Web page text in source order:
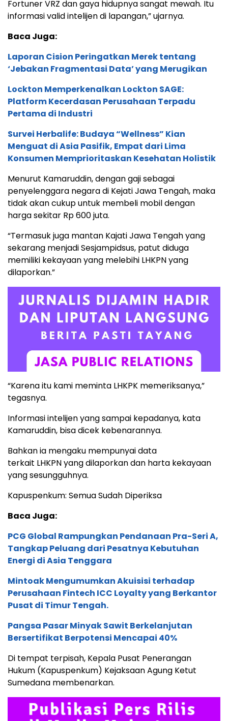
Fortuner VRZ dan gaya hidupnya sangat mewah. Itu
informasi valid intelijen di lapangan,” ujarnya.
Baca Juga:
Laporan Cision Peringatkan Merek tentang
‘Jebakan Fragmentasi Data’ yang Merugikan
Lockton Memperkenalkan Lockton SAGE:
Platform Kecerdasan Perusahaan Terpadu
Pertama di Industri
Survei Herbalife: Budaya “Wellness” Kian
Menguat di Asia Pasifik, Empat dari Lima
Konsumen Memprioritaskan Kesehatan Holistik
Menurut Kamaruddin, dengan gaji sebagai
penyelenggara negara di Kejati Jawa Tengah, maka
tidak akan cukup untuk membeli mobil dengan
harga sekitar Rp 600 juta.
“Termasuk juga mantan Kajati Jawa Tengah yang
sekarang menjadi Sesjampidsus, patut diduga
memiliki kekayaan yang melebihi LHKPN yang
dilaporkan.”
“Karena itu kami meminta LHKPK memeriksanya,”
tegasnya.
Informasi intelijen yang sampai kepadanya, kata
Kamaruddin, bisa dicek kebenarannya.
Bahkan ia mengaku mempunyai data
terkait LHKPN yang dilaporkan dan harta kekayaan
yang sesungguhnya.
Kapuspenkum: Semua Sudah Diperiksa
Baca Juga:
PCG Global Rampungkan Pendanaan Pra-Seri A,
Tangkap Peluang dari Pesatnya Kebutuhan
Energi di Asia Tenggara
Mintoak Mengumumkan Akuisisi terhadap
Perusahaan Fintech ICC Loyalty yang Berkantor
Pusat di Timur Tengah.
Pangsa Pasar Minyak Sawit Berkelanjutan
Bersertifikat Berpotensi Mencapai 40%
Di tempat terpisah, Kepala Pusat Penerangan
Hukum (Kapuspenkum) Kejaksaan Agung Ketut
Sumedana membenarkan.